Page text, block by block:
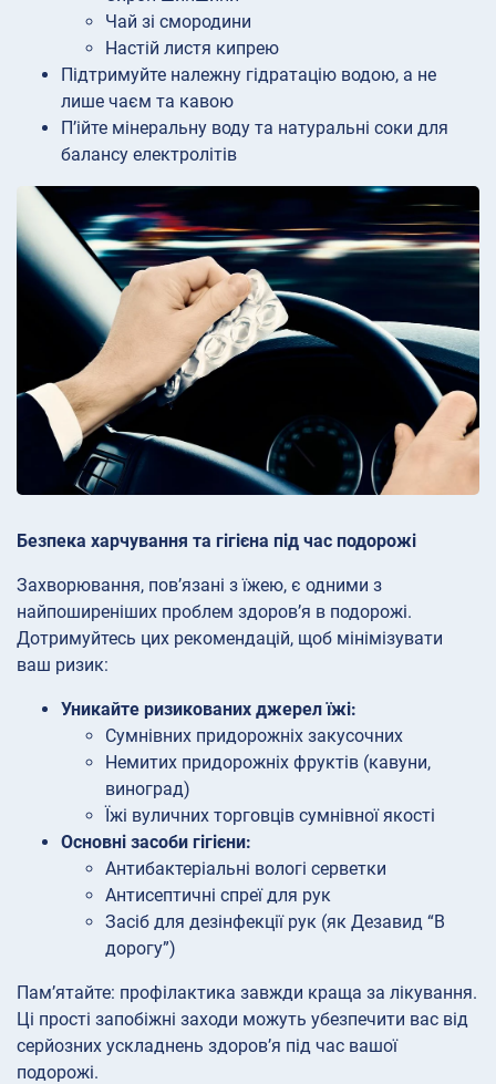
Чай зі смородини
Настій листя кипрею
Підтримуйте належну гідратацію водою, а не
лише чаєм та кавою
П’ійте мінеральну воду та натуральні соки для
балансу електролітів
Безпека харчування та гігієна під час подорожі
Захворювання, пов’язані з їжею, є одними з
найпоширеніших проблем здоров’я в подорожі.
Дотримуйтесь цих рекомендацій, щоб мінімізувати
ваш ризик:
Уникайте ризикованих джерел їжі:
Сумнівних придорожніх закусочних
Немитих придорожніх фруктів (кавуни,
виноград)
Їжі вуличних торговців сумнівної якості
Основні засоби гігієни:
Антибактеріальні вологі серветки
Антисептичні спреї для рук
Засіб для дезінфекції рук (як Дезавид “В
дорогу”)
Пам’ятайте: профілактика завжди краща за лікування.
Ці прості запобіжні заходи можуть убезпечити вас від
серйозних ускладнень здоров’я під час вашої
подорожі.